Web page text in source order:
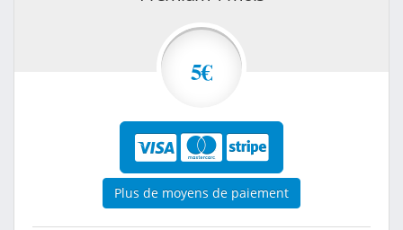
5€
Plus de moyens de paiement